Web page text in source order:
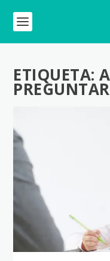
ETIQUETA:
PREGUNTAR